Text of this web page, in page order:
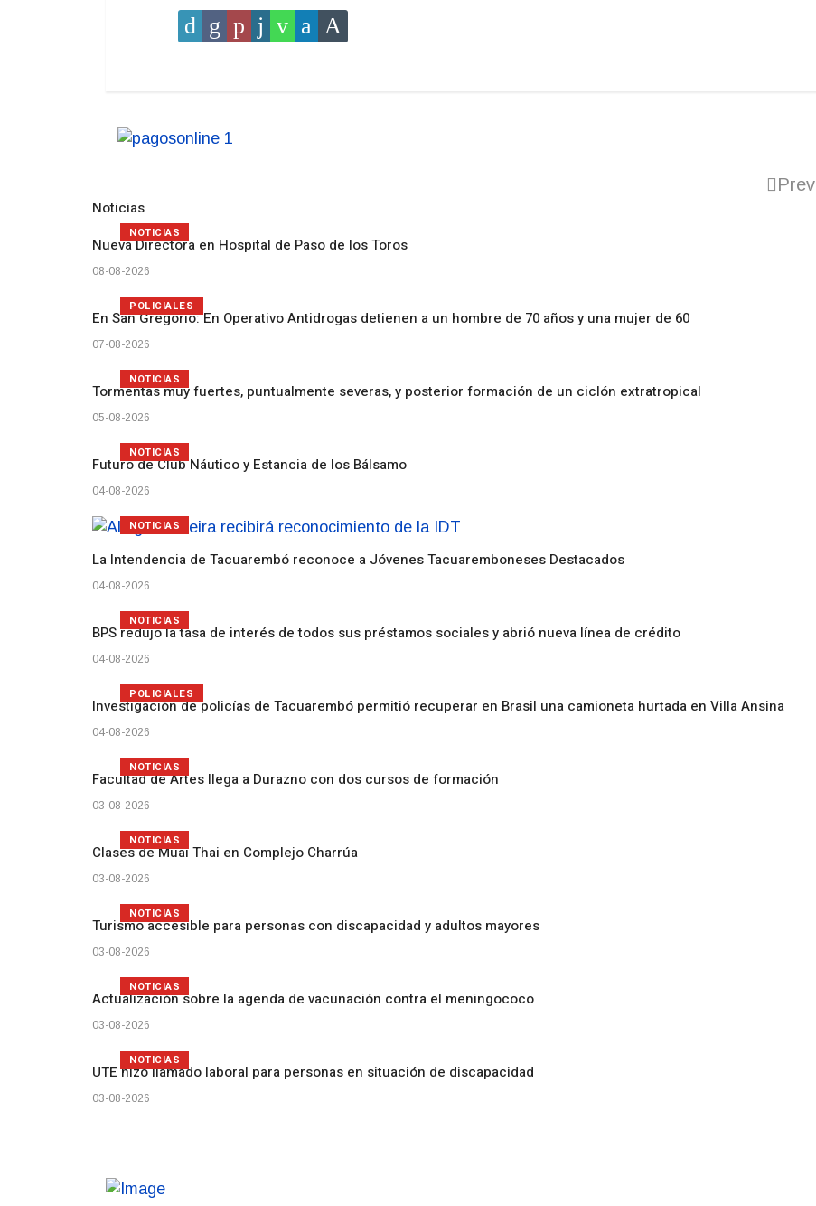
Noticias
Prev
Nueva Directora en Hospital de Paso de los Toros
08-08-2026
NOTICIAS
En San Gregorio: En Operativo Antidrogas detienen a un hombre de 70 años y una mujer de 60
07-08-2026
POLICIALES
Tormentas muy fuertes, puntualmente severas, y posterior formación de un ciclón extratropical
05-08-2026
NOTICIAS
Futuro de Club Náutico y Estancia de los Bálsamo
04-08-2026
NOTICIAS
La Intendencia de Tacuarembó reconoce a Jóvenes Tacuaremboneses Destacados
04-08-2026
NOTICIAS
BPS redujo la tasa de interés de todos sus préstamos sociales y abrió nueva línea de crédito
04-08-2026
NOTICIAS
Investigación de policías de Tacuarembó permitió recuperar en Brasil una camioneta hurtada en Villa Ansina
04-08-2026
POLICIALES
Facultad de Artes llega a Durazno con dos cursos de formación
03-08-2026
NOTICIAS
Clases de Muai Thai en Complejo Charrúa
03-08-2026
NOTICIAS
Turismo accesible para personas con discapacidad y adultos mayores
03-08-2026
NOTICIAS
Actualización sobre la agenda de vacunación contra el meningococo
03-08-2026
NOTICIAS
UTE hizo llamado laboral para personas en situación de discapacidad
03-08-2026
NOTICIAS